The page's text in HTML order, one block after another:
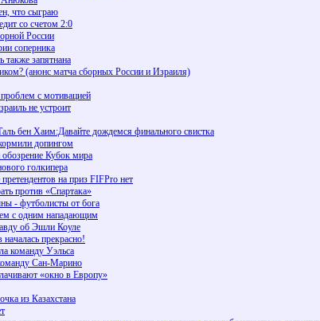
что сыграю
со счетом 2:0
России
соперника
также запятнана
(анонс матча сборных России и Израиля)
с мотивацией
не устроит
бен Хаим:Давайте дождемся финального свистка
допингом
Кубок мира
голкипера
на приз FIFPro нет
против «Спартака»
- футболисты от бога
с одним нападающим
об Эшли Коуле
прекрасно!
команду Уэльса
Сан-Марино
«окно в Европу»
из Казахстана